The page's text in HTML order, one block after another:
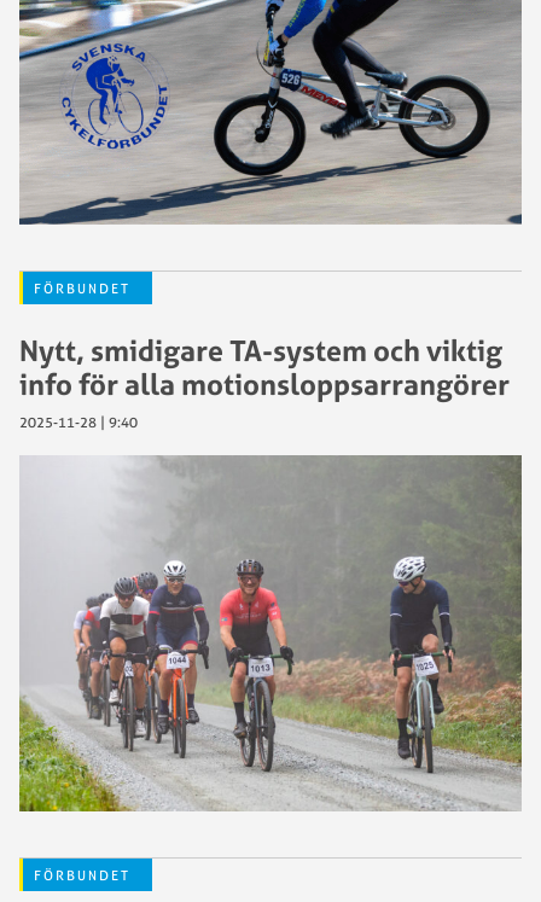
FÖRBUNDET
Nytt, smidigare TA-system och viktig
info för alla motionsloppsarrangörer
2025-11-28 | 9:40
FÖRBUNDET